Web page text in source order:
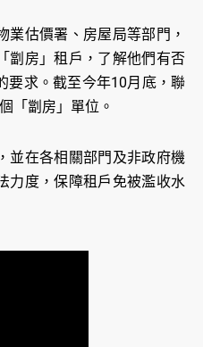
業估價署、房屋局等部門，
劏房」租戶，了解他們有否
要求。截至今年10月底，聯
「劏房」單位。
並在各相關部門及非政府機
力度，保障租戶免被濫收水